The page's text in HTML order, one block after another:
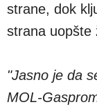
strane, dok
strana uopšte
"Jasno je da
MOL-